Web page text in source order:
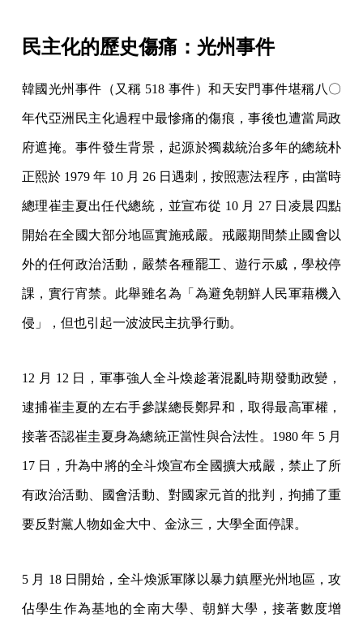
民主化的歷史傷痛：光州事件
韓國光州事件（又稱 518 事件）和天安門事件堪稱八〇
年代亞洲民主化過程中最慘痛的傷痕，事後也遭當局政
府遮掩。事件發生背景，起源於獨裁統治多年的總統朴
正熙於 1979 年 10 月 26 日遇刺，按照憲法程序，由當時
總理崔圭夏出任代總統，並宣布從 10 月 27 日凌晨四點
開始在全國大部分地區實施戒嚴。戒嚴期間禁止國會以
外的任何政治活動，嚴禁各種罷工、遊行示威，學校停
課，實行宵禁。此舉雖名為「為避免朝鮮人民軍藉機入
侵」，但也引起一波波民主抗爭行動。
12 月 12 日，軍事強人全斗煥趁著混亂時期發動政變，
逮捕崔圭夏的左右手參謀總長鄭昇和，取得最高軍權，
接著否認崔圭夏身為總統正當性與合法性。1980 年 5 月
17 日，升為中將的全斗煥宣布全國擴大戒嚴，禁止了所
有政治活動、國會活動、對國家元首的批判，拘捕了重
要反對黨人物如金大中、金泳三，大學全面停課。
5 月 18 日開始，全斗煥派軍隊以暴力鎮壓光州地區，攻
佔學生作為基地的全南大學、朝鮮大學，接著數度增